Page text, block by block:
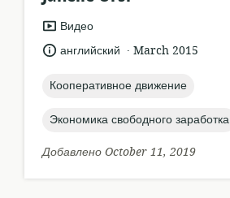
формат
ресурса:
Видео
язык:английский .
опубликовано
March 2015
topic:
Кооперативное движение
topic:
Экономика свободного заработка
Добавлено October 11, 2019